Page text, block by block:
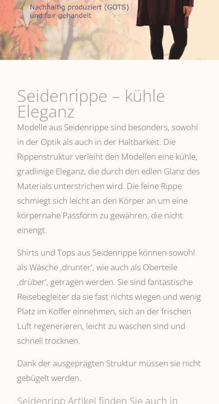
Seidenrippe­ – kühle
Eleganz
Modelle aus Seidenrippe sind besonders, sowohl
in der Optik als auch in der Haltbarkeit. Die
Rippenstruktur verleiht den Modellen eine kühle,
gradlinige Eleganz, die durch den edlen Glanz des
Materials unterstrichen wird. Die feine Rippe
schmiegt sich leicht an den Körper an um eine
körpernahe Passform zu gewähren, die nicht
einengt.
Shirts und Tops aus Seidenrippe können sowohl
als Wäsche ,drunter', wie auch als Oberteile
‚drüber', getragen werden. Sie sind fantastische
Reisebegleiter da sie fast nichts wiegen und wenig
Platz im Koffer einnehmen, sich an der frischen
Luft regenerieren, leicht zu waschen sind und
schnell trocknen.
Dank der ausgeprägten Struktur müssen sie nicht
gebügelt werden.
Seidenripp Artikel finden Sie auch in